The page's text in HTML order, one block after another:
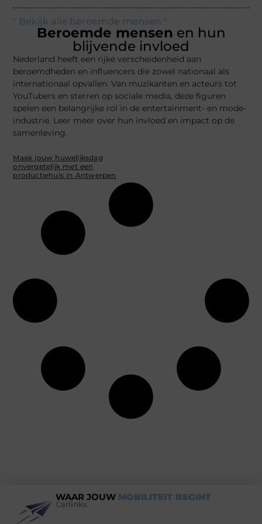
" Bekijk alle beroemde mensen "
Beroemde mensen en hun
blijvende invloed
Nederland heeft een rijke verscheidenheid aan
beroemdheden en influencers die zowel nationaal als
internationaal opvallen. Van muzikanten en acteurs tot
YouTubers en sterren op sociale media, deze figuren
spelen een belangrijke rol in de entertainment- en mode-
industrie. Leer meer over hun invloed en impact op de
samenleving.
Maak jouw huwelijksdag
onvergetelijk met een
productiehuis in Antwerpen
WAAR JOUW MOBILITEIT BEGINT
Carlinks